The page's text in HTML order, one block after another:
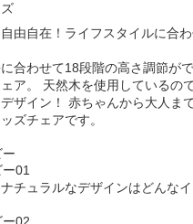
由自在！ライフスタイルに合
合わせて18段階の高さ調節が
ア。
天然木を使用しているので
ザイン！
赤ちゃんから大人ま
ズチェアです。
チュラルなデザインはどんな